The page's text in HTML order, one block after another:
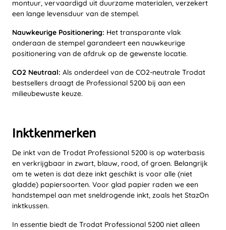
montuur, vervaardigd uit duurzame materialen, verzekert
een lange levensduur van de stempel.
Nauwkeurige Positionering: Het transparante vlak
onderaan de stempel garandeert een nauwkeurige
positionering van de afdruk op de gewenste locatie.
CO2 Neutraal: Als onderdeel van de CO2-neutrale Trodat
bestsellers draagt de Professional 5200 bij aan een
milieubewuste keuze.
Inktkenmerken
De inkt van de Trodat Professional 5200 is op waterbasis
en verkrijgbaar in zwart, blauw, rood, of groen. Belangrijk
om te weten is dat deze inkt geschikt is voor alle (niet
gladde) papiersoorten. Voor glad papier raden we een
handstempel aan met sneldrogende inkt, zoals het StazOn
inktkussen.
In essentie biedt de Trodat Professional 5200 niet alleen